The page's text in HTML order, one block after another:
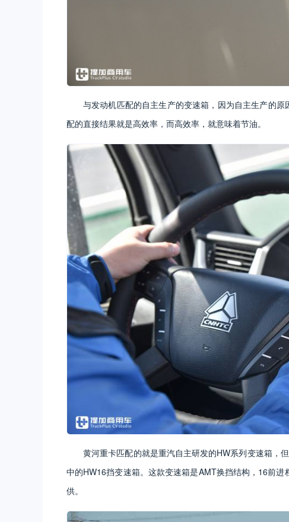
与发动机匹配的自主生产的变速箱，因为自主生产的
配的直接结果就是高效率，而高效率，就意味着节油。
黄河重卡匹配的就是重汽自主研发的HW系列变速箱，
中的HW16挡变速箱。这款变速箱是AMT换挡结构，16前
供。